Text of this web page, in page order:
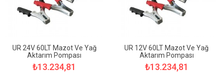
UR 24V 60LT Mazot Ve Yağ
Aktarım Pompası
₺13.234,81
UR 12V 60LT Mazot Ve Yağ
Aktarım Pompası
₺13.234,81